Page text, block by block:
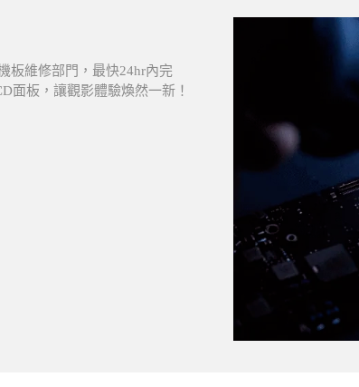
板維修部門，最快24hr內完
面板，讓觀影體驗煥然一新！